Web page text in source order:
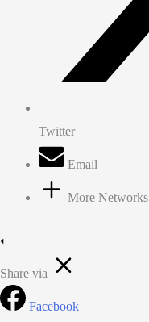
Twitter
Email
More Networks
Share via
Facebook